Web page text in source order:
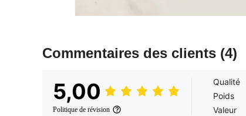
Commentaires des clients (4)
5,00
Politique de révision
Qualité
Poids
Valeur